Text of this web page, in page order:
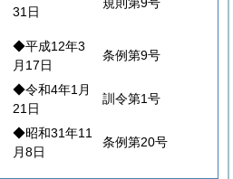
31日
◆平成12年3
月17日
条例第9号
◆令和4年1月
21日
訓令第1号
◆昭和31年11
月8日
条例第20号